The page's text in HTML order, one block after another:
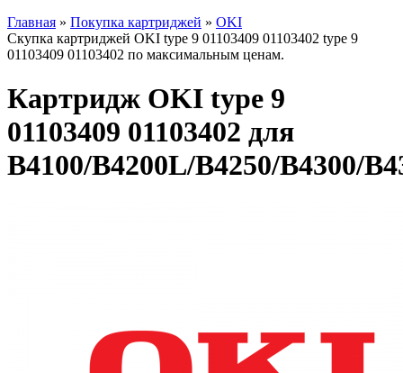
Главная » Покупка картриджей » OKI
Скупка картриджей OKI type 9 01103409 01103402 type 9
01103409 01103402 по максимальным ценам.
Картридж OKI type 9
01103409 01103402 для
B4100/B4200L/B4250/B4300/